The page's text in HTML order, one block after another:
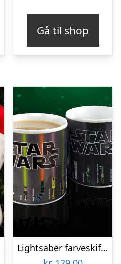
Gå til shop
Lightsaber farveskiftende krus